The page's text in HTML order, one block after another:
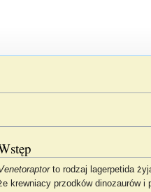
to rodzaj lagerpetida
krewniacy przodków dinozaurów